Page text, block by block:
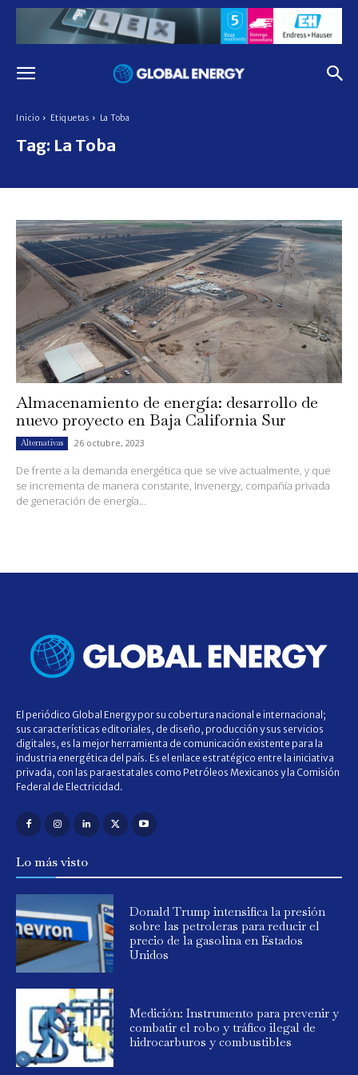
Inicio Etiquetas La Toba
Tag: La Toba
Almacenamiento de energía: desarrollo de
nuevo proyecto en Baja California Sur
Alternativas 26 octubre, 2023
De frente a la demanda energética que se vive actualmente, y que
se incrementa de manera constante, Invenergy, compañía privada
de generación de energía...
El periódico Global Energy por su cobertura nacional e internacional;
sus características editoriales, de diseño, producción y sus servicios
digitales, es la mejor herramienta de comunicación existente para la
industria energética del país. Es el enlace estratégico entre la iniciativa
privada, con las paraestatales como Petróleos Mexicanos y la Comisión
Federal de Electricidad.
Lo más visto
Donald Trump intensifica la presión
sobre las petroleras para reducir el
precio de la gasolina en Estados
Unidos
Medición: Instrumento para prevenir y
combatir el robo y tráfico ilegal de
hidrocarburos y combustibles